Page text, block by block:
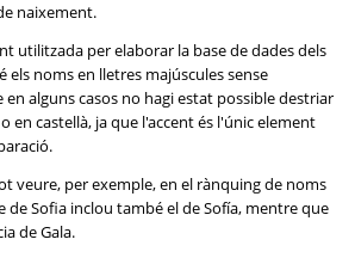
naixement.
utilitzada per elaborar la base de dades dels
els noms en lletres majúscules sense
en alguns casos no hagi estat possible destriar
en castellà, ja que l'accent és l'únic element
veure, per exemple, en el rànquing de noms
de Sofia inclou també el de Sofía, mentre que
de Gala.